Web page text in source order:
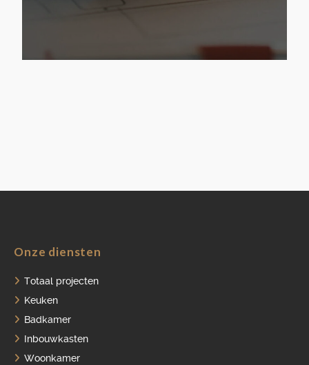
Onze diensten
Totaal projecten
Keuken
Badkamer
Inbouwkasten
Woonkamer